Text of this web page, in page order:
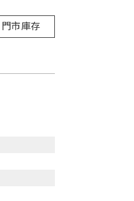
門市庫存